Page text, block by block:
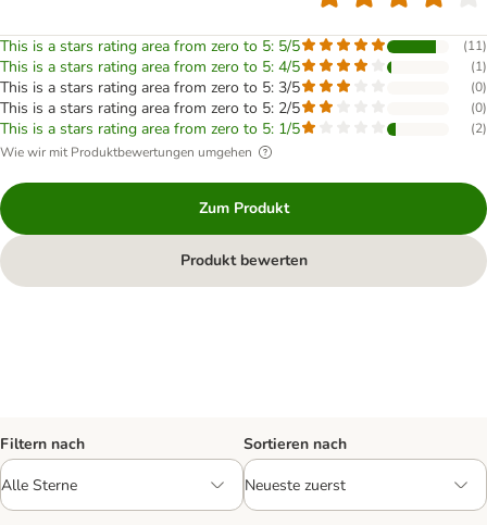
This is a stars rating area from zero to 5: 5/5 (11)
This is a stars rating area from zero to 5: 4/5 (1)
This is a stars rating area from zero to 5: 3/5 (0)
This is a stars rating area from zero to 5: 2/5 (0)
This is a stars rating area from zero to 5: 1/5 (2)
Wie wir mit Produktbewertungen umgehen
Zum Produkt
Produkt bewerten
Filtern nach Sortieren nach